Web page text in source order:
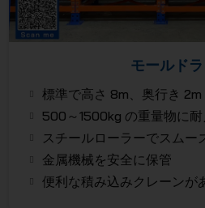
モールド
標準で高さ 8m、奥行き 2m
500～1500kg の重量物に
スチールローラーでスムー
金属機械を安全に保管
便利な積み込みクレーンが